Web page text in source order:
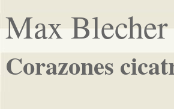
Max Blecher
Corazones